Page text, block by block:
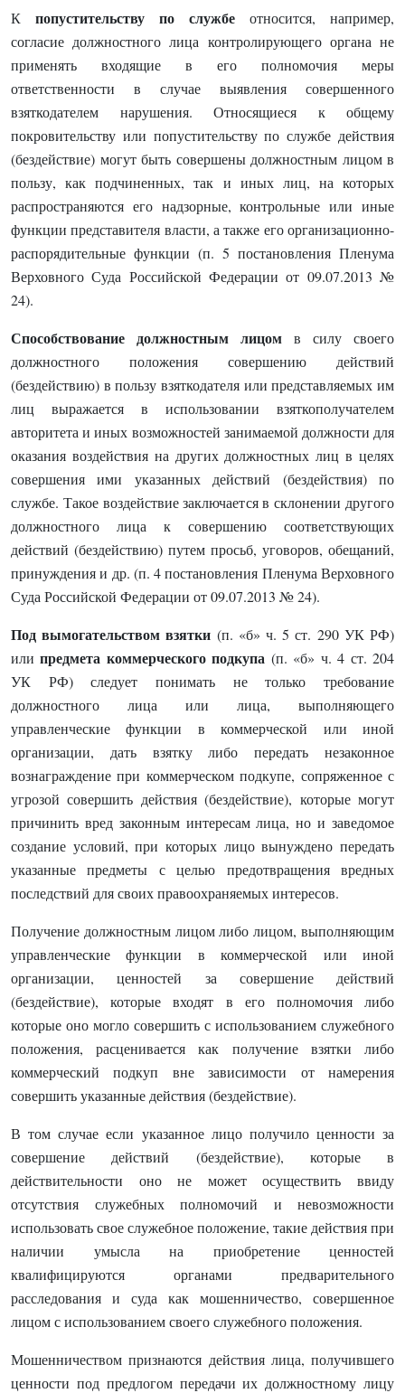
К попустительству по службе относится, например,
согласие должностного лица контролирующего органа не
применять входящие в его полномочия меры
ответственности в случае выявления совершенного
взяткодателем нарушения. Относящиеся к общему
покровительству или попустительству по службе действия
(бездействие) могут быть совершены должностным лицом в
пользу, как подчиненных, так и иных лиц, на которых
распространяются его надзорные, контрольные или иные
функции представителя власти, а также его организационно-
распорядительные функции (п. 5 постановления Пленума
Верховного Суда Российской Федерации от 09.07.2013 №
24).
Способствование должностным лицом в силу своего
должностного положения совершению действий
(бездействию) в пользу взяткодателя или представляемых им
лиц выражается в использовании взяткополучателем
авторитета и иных возможностей занимаемой должности для
оказания воздействия на других должностных лиц в целях
совершения ими указанных действий (бездействия) по
службе. Такое воздействие заключается в склонении другого
должностного лица к совершению соответствующих
действий (бездействию) путем просьб, уговоров, обещаний,
принуждения и др. (п. 4 постановления Пленума Верховного
Суда Российской Федерации от 09.07.2013 № 24).
Под вымогательством взятки (п. «б» ч. 5 ст. 290 УК РФ)
илипредмета коммерческого подкупа (п. «б» ч. 4 ст. 204
УК РФ) следует понимать не только требование
должностного лица или лица, выполняющего
управленческие функции в коммерческой или иной
организации, дать взятку либо передать незаконное
вознаграждение при коммерческом подкупе, сопряженное с
угрозой совершить действия (бездействие), которые могут
причинить вред законным интересам лица, но и заведомое
создание условий, при которых лицо вынуждено передать
указанные предметы с целью предотвращения вредных
последствий для своих правоохраняемых интересов.
Получение должностным лицом либо лицом, выполняющим
управленческие функции в коммерческой или иной
организации, ценностей за совершение действий
(бездействие), которые входят в его полномочия либо
которые оно могло совершить с использованием служебного
положения, расценивается как получение взятки либо
коммерческий подкуп вне зависимости от намерения
совершить указанные действия (бездействие).
В том случае если указанное лицо получило ценности за
совершение действий (бездействие), которые в
действительности оно не может осуществить
ввиду
отсутствия служебных полномочий и невозможности
использовать свое служебное положение, такие действия при
наличии умысла на приобретение ценностей
квалифицируются органами предварительного
расследования и суда как мошенничество, совершенное
лицом с использованием своего служебного положения.
Мошенничеством признаются действия лица, получившего
ценности под предлогом передачи их должностному лицу